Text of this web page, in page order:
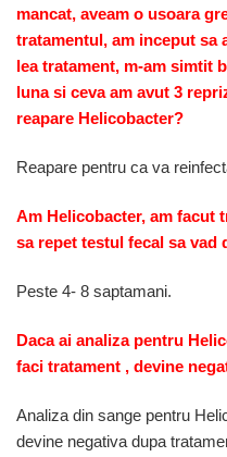
mancat, aveam o usoara
tratamentul, am inceput sa
lea tratament, m-am simtit
luna si ceva am avut 3
reapare Helicobacter?
Reapare pentru ca va
Am Helicobacter, am facut
sa repet testul fecal sa vad
Peste 4- 8 saptamani.
Daca ai analiza pentru
faci tratament , devine
Analiza din sange pentru
devine negativa dupa